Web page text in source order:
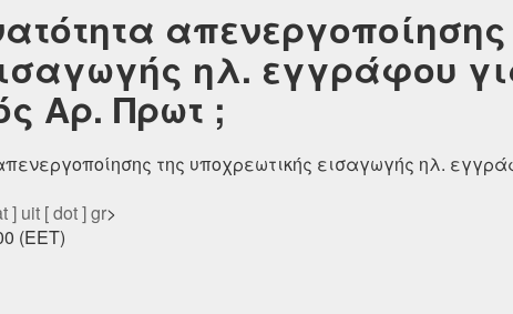
απενεργοποίησης
ηλ. εγγράφου
Αρ. Πρωτ ;
της υποχρεωτικής εισαγωγής ηλ.
] uit [ dot ] gr>
(EET)